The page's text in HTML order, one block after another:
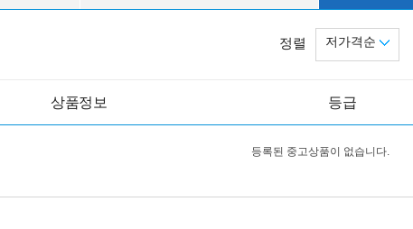
정렬 저가격순
상품정보 등급
등록된 중고상품이 없습니다.